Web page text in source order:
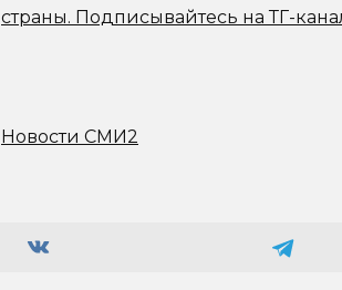
страны. Подписывайтесь на ТГ-
Новости СМИ2